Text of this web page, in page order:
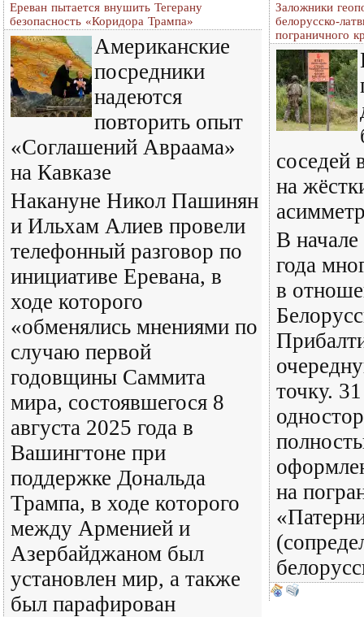
Ереван пытается внушить Тегерану
безопасность «Коридора Трампа»
Американские
посредники
надеются
повторить опыт
«Соглашений Авраама»
на Кавказе
Накануне Никол Пашинян
и Ильхам Алиев провели
телефонный разговор по
инициативе Еревана, в
ходе которого
«обменялись мнениями по
случаю первой
годовщины Саммита
мира, состоявшегося 8
августа 2025 года в
Вашингтоне при
поддержке Дональда
Трампа, в ходе которого
между Арменией и
Азербайджаном был
установлен мир, а также
был парафирован
Заложники
белорусско-
пограничного
соседей
на
В начале
года
в
точку.
на